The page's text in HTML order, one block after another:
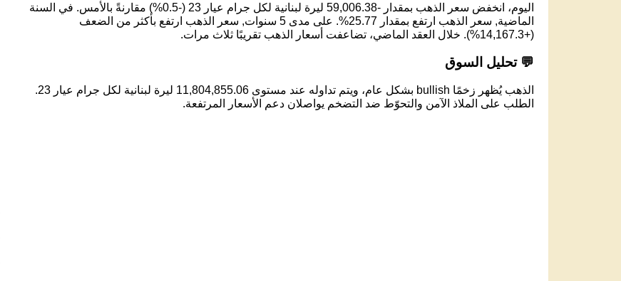
اليوم، انخفض سعر الذهب بمقدار -59,006.38 ليرة لبنانية لكل جرام عيار 23 (-0.5%) مقارنةً بالأمس. في السنة
الماضية, سعر الذهب ارتفع بمقدار 25.77%. على مدى 5 سنوات, سعر الذهب ارتفع بأكثر من الضعف
(+14,167.3%). خلال العقد الماضي، تضاعفت أسعار الذهب تقريبًا ثلاث مرات.
💬 تحليل السوق
الذهب يُظهر زخمًا bullish بشكل عام، ويتم تداوله عند مستوى 11,804,855.06 ليرة لبنانية لكل جرام عيار 23.
الطلب على الملاذ الآمن والتحوّط ضد التضخم يواصلان دعم الأسعار المرتفعة.